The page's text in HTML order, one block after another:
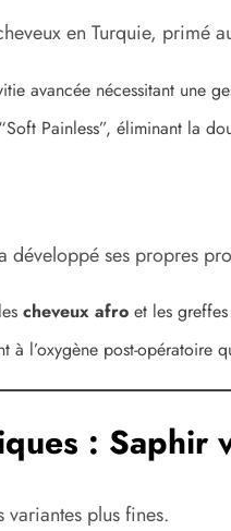
en Turquie, primé
avancée nécessitant une
Painless”, éliminant la
développé ses propres
cheveux afro et les
à l’oxygène post-opératoire
: Saphir
plus fines.